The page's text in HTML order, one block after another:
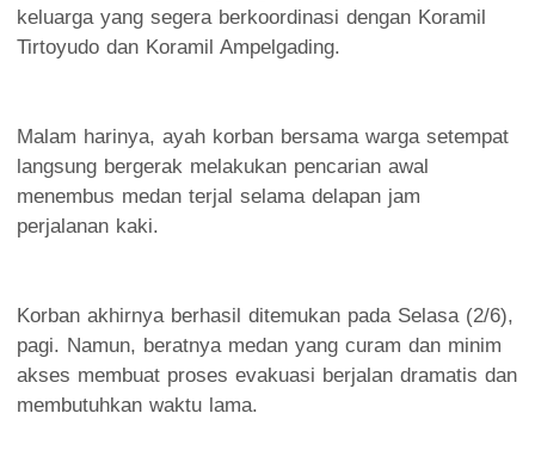
keluarga yang segera berkoordinasi dengan Koramil
Tirtoyudo dan Koramil Ampelgading.
Malam harinya, ayah korban bersama warga setempat
langsung bergerak melakukan pencarian awal
menembus medan terjal selama delapan jam
perjalanan kaki.
Korban akhirnya berhasil ditemukan pada Selasa (2/6),
pagi. Namun, beratnya medan yang curam dan minim
akses membuat proses evakuasi berjalan dramatis dan
membutuhkan waktu lama.